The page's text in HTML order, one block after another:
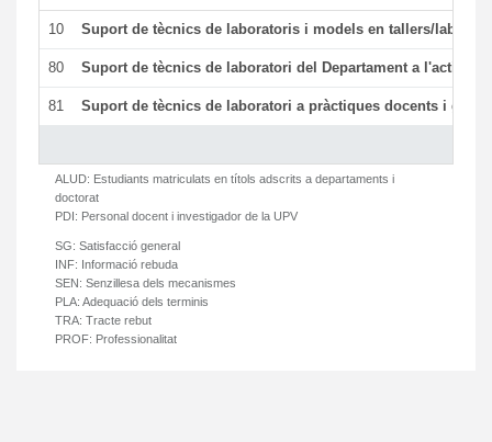
10 Suport de tècnics de laboratoris i models en tallers/
80 Suport de tècnics de laboratori del Departament a l'activitat
81 Suport de tècnics de laboratori a pràctiques docents i
ALUD: Estudiants matriculats en títols adscrits a departaments i
doctorat
PDI: Personal docent i investigador de la UPV
SG: Satisfacció general
INF: Informació rebuda
SEN: Senzillesa dels mecanismes
PLA: Adequació dels terminis
TRA: Tracte rebut
PROF: Professionalitat